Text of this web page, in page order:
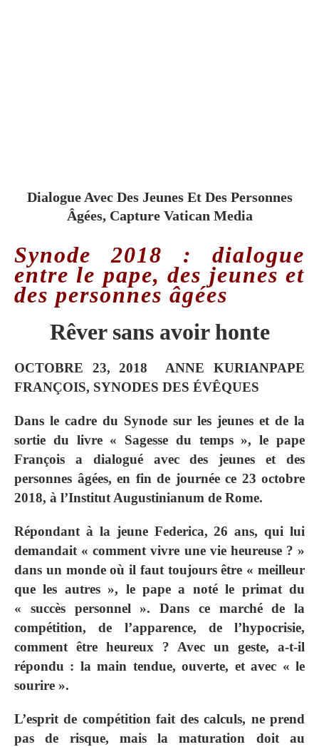
Dialogue Avec Des Jeunes Et Des Personnes
Âgées, Capture Vatican Media
Synode 2018 : dialogue
entre le pape, des jeunes et
des personnes âgées
Rêver sans avoir honte
OCTOBRE 23, 2018ANNE KURIANPAPE
FRANÇOIS, SYNODES DES ÉVÊQUES
Dans le cadre du Synode sur les jeunes et de la
sortie du livre « Sagesse du temps », le pape
François a dialogué avec des jeunes et des
personnes âgées, en fin de journée ce 23 octobre
2018, à l’Institut Augustinianum de Rome.
Répondant à la jeune Federica, 26 ans, qui lui
demandait « comment vivre une vie heureuse ? »
dans un monde où il faut toujours être « meilleur
que les autres », le pape a noté le primat du
« succès personnel ». Dans ce marché de la
compétition, de l’apparence, de l’hypocrisie,
comment être heureux ? Avec un geste, a-t-il
répondu : la main tendue, ouverte, et avec « le
sourire ».
L’esprit de compétition fait des calculs, ne prend
pas de risque, mais la maturation doit au